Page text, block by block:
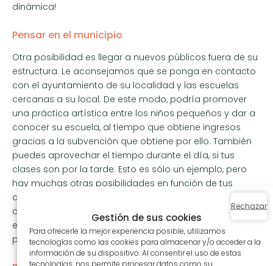
Gestión de sus cookies
Para ofrecerle la mejor experiencia posible, utilizamos
tecnologías como las cookies para almacenar y/o acceder a la
información de su dispositivo. Al consentir el uso de estas
tecnologías, nos permite procesar datos como su
Rechazar
dinámica!
Pensar en el municipio
Otra posibilidad es llegar a nuevos públicos fuera de su
estructura. Le aconsejamos que se ponga en contacto
con el ayuntamiento de su localidad y las escuelas
cercanas a su local. De este modo, podría promover
una práctica artística entre los niños pequeños y dar a
conocer su escuela, al tiempo que obtiene ingresos
gracias a la subvención que obtiene por ello. También
puedes aprovechar el tiempo durante el día, si tus
clases son por la tarde. Esto es sólo un ejemplo, pero
hay muchas otras posibilidades en función de tus
afinidades (hospitales, residencias de ancianos,
comités de empresa, etc.). Difundir el arte, el bienestar o
el deporte es esencial, y tú eres el mejor embajador que
puedes ser.